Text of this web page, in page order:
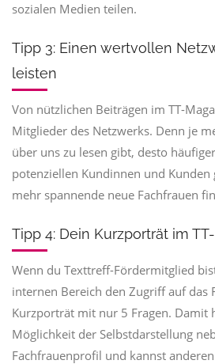
sozialen Medien teilen.
Tipp 3: Einen wertvollen
leisten
Von nützlichen Beiträgen im TT-
Mitglieder des Netzwerks. Denn je
über uns zu lesen gibt, desto
potenziellen Kundinnen und Kunden
mehr spannende neue Fachfrauen
Tipp 4: Dein Kurzporträt im
Wenn du Texttreff-Fördermitglied
internen Bereich den Zugriff auf das
Kurzporträt mit nur 5 Fragen. Damit
Möglichkeit der Selbstdarstellung
Fachfrauenprofil und kannst